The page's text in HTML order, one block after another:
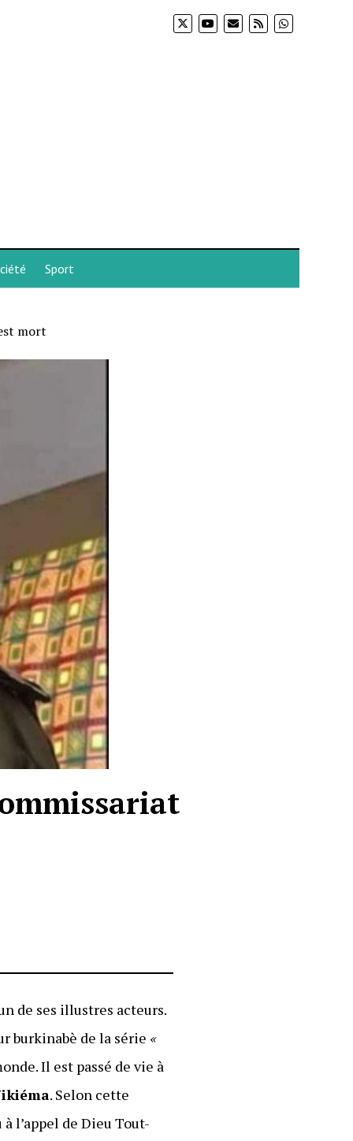
Sport
mort
de ses illustres acteurs.
burkinabè de la série «
Il est passé de vie à
. Selon cette
l’appel de Dieu Tout-